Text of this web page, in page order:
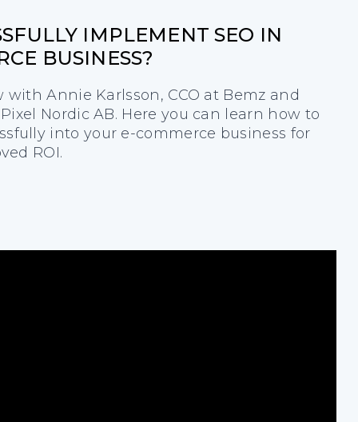
IMPLEMENT SEO IN
BUSINESS?
Annie Karlsson, CCO at Bemz and
Nordic AB. Here you can learn how to
into your e-commerce business for
ROI.